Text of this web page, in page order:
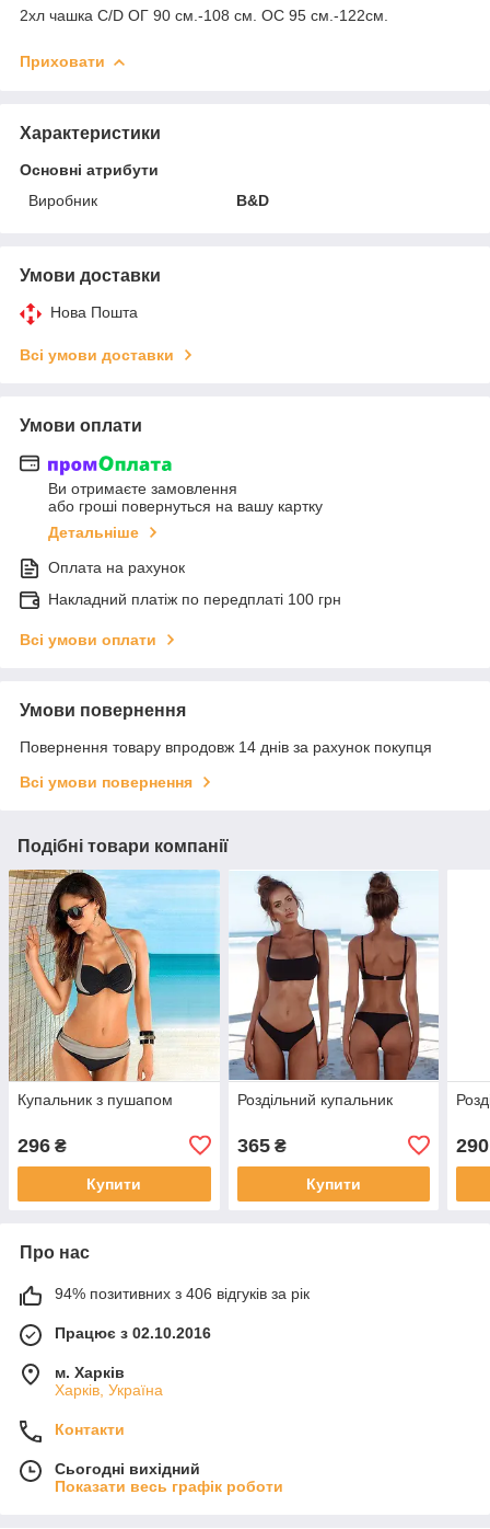
2хл чашка С/D ОГ 90 см.-108 см. ОС 95 см.-122см.
Приховати
Характеристики
Основні атрибути
Виробник
B&D
Умови доставки
Нова Пошта
Всі умови доставки
Умови оплати
Ви отримаєте замовлення
або гроші повернуться на вашу картку
Детальніше
Оплата на рахунок
Накладний платіж по передплаті 100 грн
Всі умови оплати
Умови повернення
Повернення товару впродовж 14 днів за рахунок покупця
Всі умови повернення
Подібні товари компанії
Купальник з пушапом
296 ₴
Купити
Роздільний купальник
365₴
Купити
290
Про нас
94% позитивних з 406 відгуків за рік
Працює з 02.10.2016
м. Харків
Харків, Україна
Контакти
Сьогодні вихідний
Показати весь графік роботи